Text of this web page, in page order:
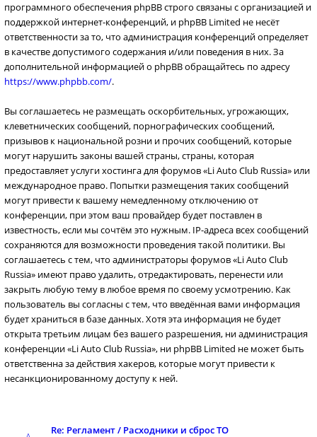
программного обеспечения phpBB строго связаны с организацией и
поддержкой интернет-конференций, и phpBB Limited не несёт
ответственности за то, что администрация конференций определяет
в качестве допустимого содержания и/или поведения в них. За
дополнительной информацией о phpBB обращайтесь по адресу
https://www.phpbb.com/.
Вы соглашаетесь не размещать оскорбительных, угрожающих,
клеветнических сообщений, порнографических сообщений,
призывов к национальной розни и прочих сообщений, которые
могут нарушить законы вашей страны, страны, которая
предоставляет услуги хостинга для форумов «Li Auto Club Russia» или
международное право. Попытки размещения таких сообщений
могут привести к вашему немедленному отключению от
конференции, при этом ваш провайдер будет поставлен в
известность, если мы сочтём это нужным. IP-адреса всех сообщений
сохраняются для возможности проведения такой политики. Вы
соглашаетесь с тем, что администраторы форумов «Li Auto Club
Russia» имеют право удалить, отредактировать, перенести или
закрыть любую тему в любое время по своему усмотрению. Как
пользователь вы согласны с тем, что введённая вами информация
будет храниться в базе данных. Хотя эта информация не будет
открыта третьим лицам без вашего разрешения, ни администрация
конференции «Li Auto Club Russia», ни phpBB Limited не может быть
ответственна за действия хакеров, которые могут привести к
несанкционированному доступу к ней.
Re: Регламент / Расходники и сброс ТО